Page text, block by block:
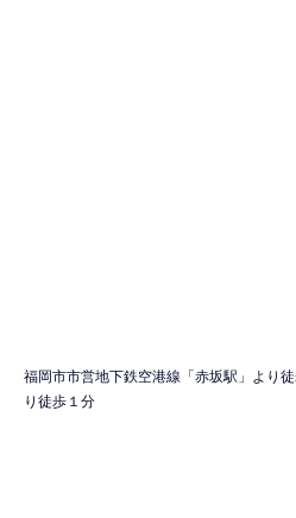
福岡市市営地下鉄空港線「赤坂駅」より
り徒歩１分